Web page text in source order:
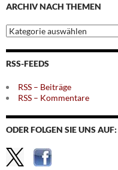
ARCHIV NACH THEMEN
Archiv
nach
Themen
RSS-FEEDS
RSS – Beiträge
RSS – Kommentare
ODER FOLGEN SIE UNS AUF: